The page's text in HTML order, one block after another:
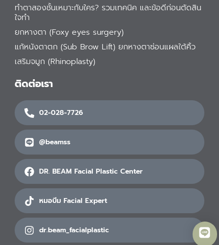
ทำตาสองชั้นเหมาะกับใคร? รวมเทคนิค และข้อดีก่อนตัดสิน
ใจทำ
ยกหางตา (Foxy eyes surgery)
แก้หนังตาตก (Sub Brow Lift) ยกหางตาซ่อนแผลใต้คิ้ว
เสริมจมูก (Rhinoplasty)
ติดต่อเรา
02-028-7726
@beamss
DR. BEAM Facial Plastic Center
หมอบีม Facial Expert
dr.beam_facialplastic